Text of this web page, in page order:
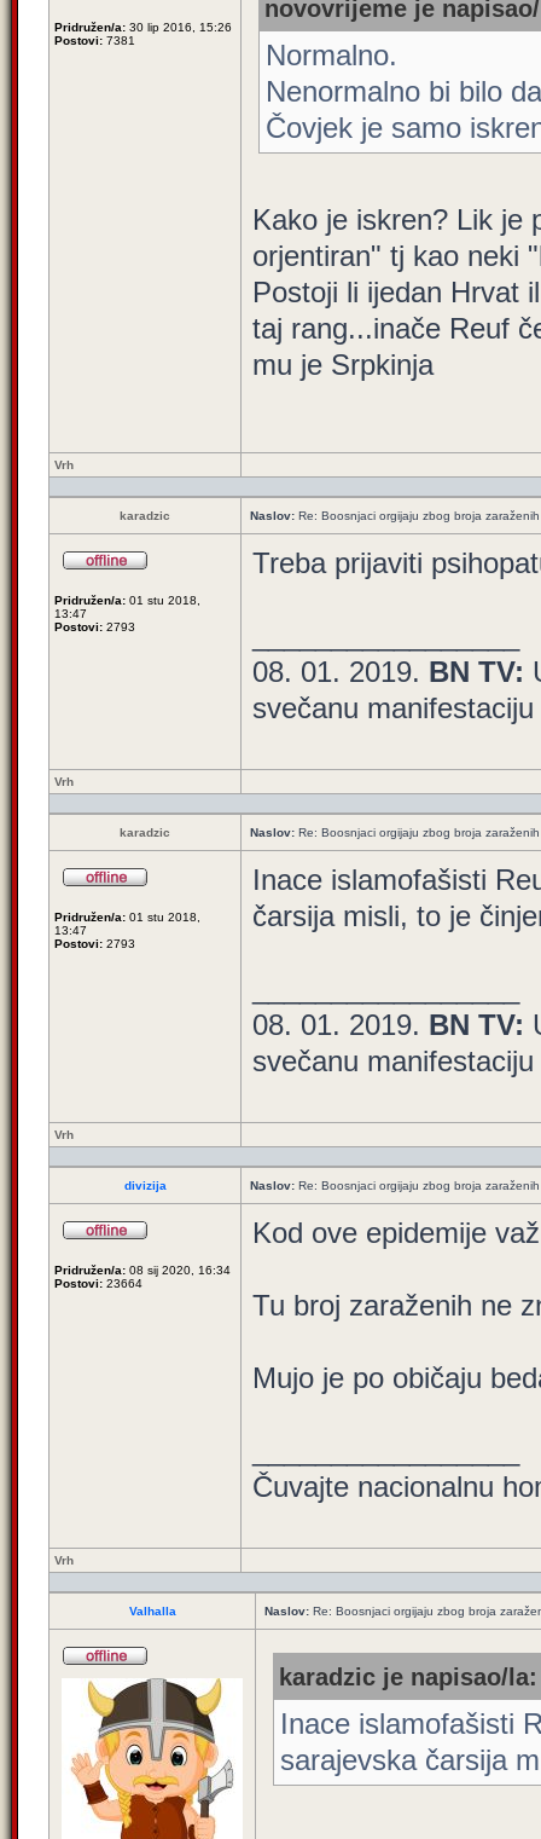
Pridružen/a: 30 lip 2016, 15:26
Postovi: 7381
novovrijeme je
Normalno.
Nenormalno bi bilo
Čovjek je samo
Kako je iskren? Lik je
orjentiran" tj kao neki
Postoji li ijedan Hrvat
taj rang...inače Reuf
mu je Srpkinja
Vrh
karadzic Naslov: Re: Boosnjaci orgijaju zbog broja
Pridružen/a: 01 stu 2018,
13:47
Postovi: 2793
Treba prijaviti
08. 01. 2019. BN TV:
svečanu
Vrh
karadzic Naslov: Re: Boosnjaci orgijaju zbog broja
Pridružen/a: 01 stu 2018,
13:47
Postovi: 2793
Inace islamofašisti
čarsija misli, to je
08. 01. 2019. BN TV:
svečanu
Vrh
divizija Naslov: Re: Boosnjaci orgijaju zbog broja
Pridružen/a: 08 sij 2020, 16:34
Postovi: 23664
Kod ove epidemije
Tu broj zaraženih ne
Mujo je po običaju
Čuvajte nacionalnu
Vrh
Valhalla Naslov: Re: Boosnjaci orgijaju zbog broja
karadzic je napisao/la:
Inace islamofašisti
sarajevska čarsija